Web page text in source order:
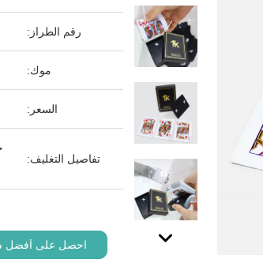
رقم الطراز:
موك:
السعر:
تفاصيل التغليف:
احصل على أفضل